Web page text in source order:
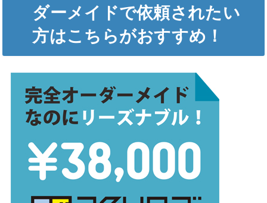
ダーメイドで依頼されたい
方はこちらがおすすめ！